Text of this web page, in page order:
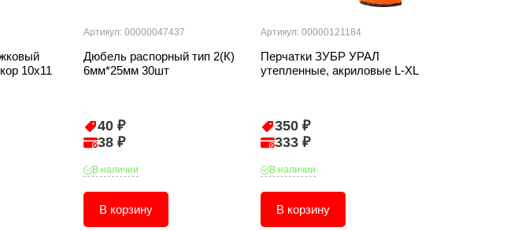
10х11
Артикул: 00000047437
Дюбель распорный тип 2(К)
6мм*25мм 30шт
40 ₽
38 ₽
В наличии
В корзину
Артикул: 00000121184
Перчатки ЗУБР УРАЛ
утепленные, акриловые L-XL
350 ₽
333 ₽
В наличии
В корзину